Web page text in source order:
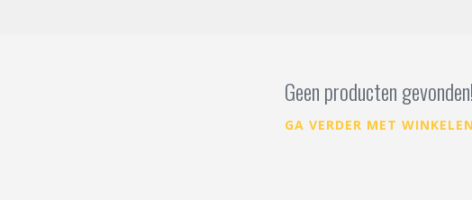
Geen producten gevonden!
GA VERDER MET WINKELEN